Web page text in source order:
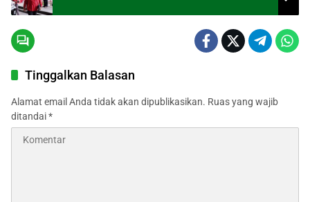
Tinggalkan Balasan
Alamat email Anda tidak akan dipublikasikan. Ruas yang wajib
ditandai*